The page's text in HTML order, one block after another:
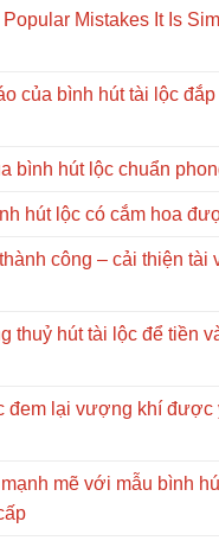
Mistakes It Is
của bình hút tài lộc
bình hút lộc chuẩn
hút lộc có cắm hoa
công – cải thiện tài
thuỷ hút tài lộc để tiền
đem lại vượng khí được
mẽ với mẫu bình